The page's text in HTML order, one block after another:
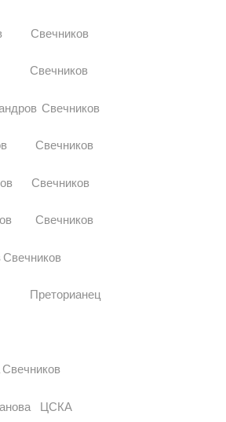
Свечников
Свечников
Свечников
Свечников
Свечников
Свечников
ЦСКА